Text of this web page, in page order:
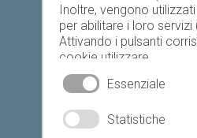
17 °C 33 °C 19 °C 33
© www.drescher.it -
Inoltre, vengono
per abilitare i loro servizi
Attivando i pulsanti
cookie utilizzare.
Cliccando su "Accetta
o "Rifiuta selezione",
Il tuo consenso Puoi
Essenziale
Statistiche